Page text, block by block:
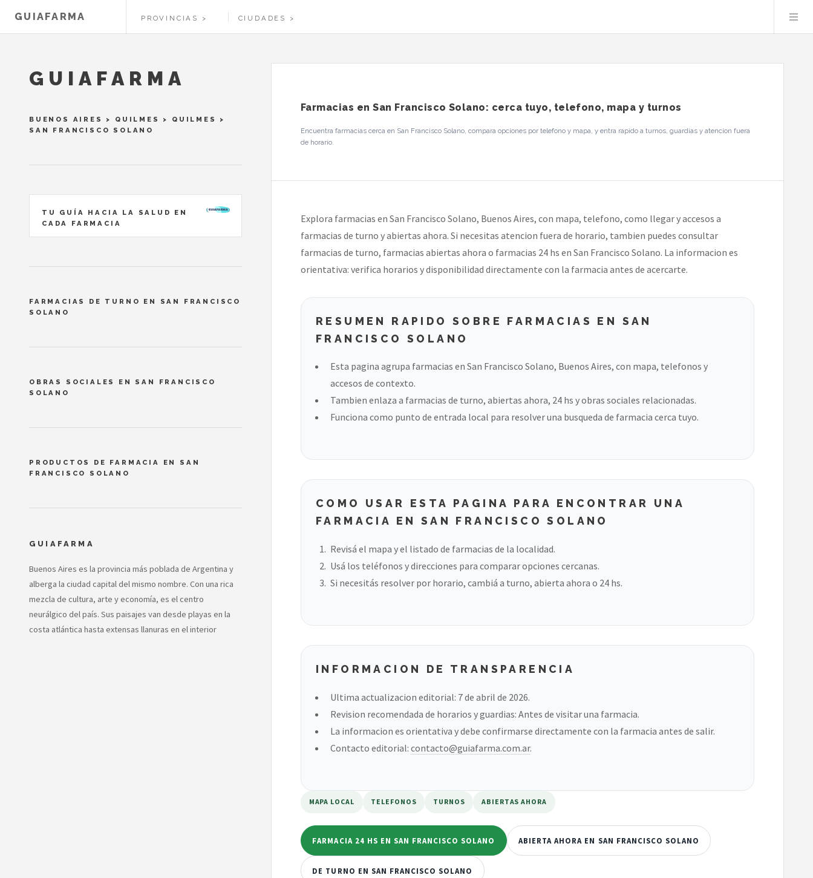
GUIAFARMA PROVINCIAS CIUDADES
Farmacias en San Francisco Solano: cerca tuyo, telefono, mapa y turnos
Encuentra farmacias cerca en San Francisco Solano, compara opciones por telefono y mapa, y entra rapido a turnos, guardias y atencion fuera
de horario.
Explora farmacias en San Francisco Solano, Buenos Aires, con mapa, telefono, como llegar y accesos a
farmacias de turno y abiertas ahora. Si necesitas atencion fuera de horario, tambien puedes consultar
farmacias de turno, farmacias abiertas ahora o farmacias 24 hs en San Francisco Solano. La informacion es
orientativa: verifica horarios y disponibilidad directamente con la farmacia antes de acercarte.
RESUMEN RAPIDO SOBRE FARMACIAS EN SAN
FRANCISCO SOLANO
Esta pagina agrupa farmacias en San Francisco Solano, Buenos Aires, con mapa, telefonos y
accesos de contexto.
Tambien enlaza a farmacias de turno, abiertas ahora, 24 hs y obras sociales relacionadas.
Funciona como punto de entrada local para resolver una busqueda de farmacia cerca tuyo.
COMO USAR ESTA PAGINA PARA ENCONTRAR UNA
FARMACIA EN SAN FRANCISCO SOLANO
Revisá el mapa y el listado de farmacias de la localidad.
Usá los teléfonos y direcciones para comparar opciones cercanas.
Si necesitás resolver por horario, cambiá a turno, abierta ahora o 24 hs.
INFORMACION DE TRANSPARENCIA
Ultima actualizacion editorial: 7 de abril de 2026.
Revision recomendada de horarios y guardias: Antes de visitar una farmacia.
La informacion es orientativa y debe confirmarse directamente con la farmacia antes de salir.
Contacto editorial: contacto@guiafarma.com.ar.
MAPA LOCAL TELEFONOS TURNOS ABIERTAS AHORA
FARMACIA 24 HS EN SAN FRANCISCO SOLANO ABIERTA AHORA EN SAN FRANCISCO SOLANO
DE TURNO EN SAN FRANCISCO SOLANO
GUIAFARMA
BUENOS AIRES > QUILMES > QUILMES
>
SAN FRANCISCO SOLANO
TU GUÍA HACIA LA SALUD EN
CADA FARMACIA
FARMACIAS DE TURNO EN SAN FRANCISCO
SOLANO
OBRAS SOCIALES EN SAN FRANCISCO
SOLANO
PRODUCTOS DE FARMACIA EN SAN
FRANCISCO SOLANO
GUIAFARMA
Buenos Aires es la provincia más poblada de Argentina y
alberga la ciudad capital del mismo nombre. Con una rica
mezcla de cultura, arte y economía, es el centro
neurálgico del país. Sus paisajes van desde playas en la
costa atlántica hasta extensas llanuras en el interior